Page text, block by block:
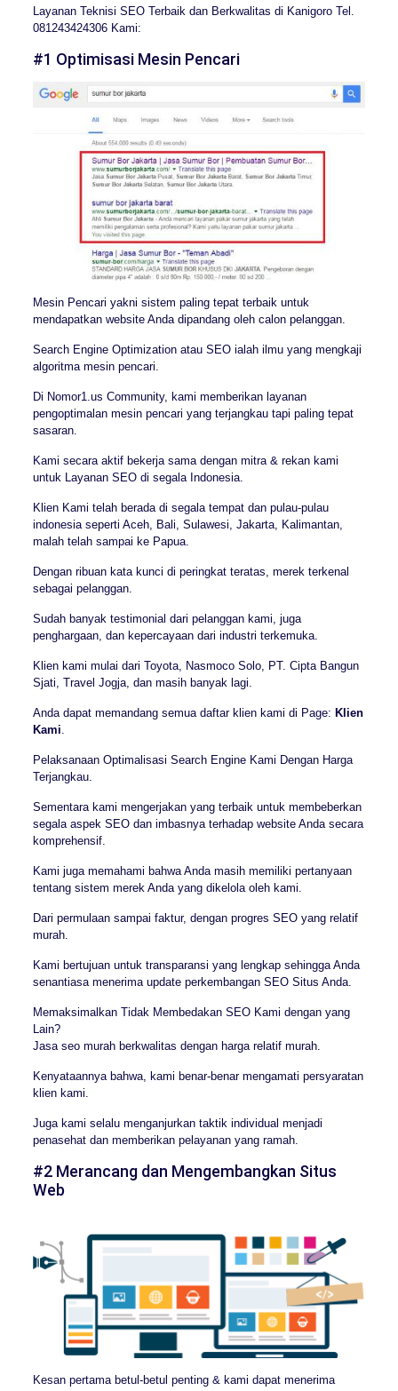
Layanan Teknisi SEO Terbaik dan Berkwalitas di Kanigoro Tel.
081243424306 Kami:
#1 Optimisasi Mesin Pencari
Mesin Pencari yakni sistem paling tepat terbaik untuk
mendapatkan website Anda dipandang oleh calon pelanggan.
Search Engine Optimization atau SEO ialah ilmu yang mengkaji
algoritma mesin pencari.
Di Nomor1.us Community, kami memberikan layanan
pengoptimalan mesin pencari yang terjangkau tapi paling tepat
sasaran.
Kami secara aktif bekerja sama dengan mitra & rekan kami
untuk Layanan SEO di segala Indonesia.
Klien Kami telah berada di segala tempat dan pulau-pulau
indonesia seperti Aceh, Bali, Sulawesi, Jakarta, Kalimantan,
malah telah sampai ke Papua.
Dengan ribuan kata kunci di peringkat teratas, merek terkenal
sebagai pelanggan.
Sudah banyak testimonial dari pelanggan kami, juga
penghargaan, dan kepercayaan dari industri terkemuka.
Klien kami mulai dari Toyota, Nasmoco Solo, PT. Cipta Bangun
Sjati, Travel Jogja, dan masih banyak lagi.
Anda dapat memandang semua daftar klien kami di Page: Klien
Kami
Pelaksanaan Optimalisasi Search Engine Kami Dengan Harga
Terjangkau.
Sementara kami mengerjakan yang terbaik untuk membeberkan
segala aspek SEO dan imbasnya terhadap website Anda secara
komprehensif.
Kami juga memahami bahwa Anda masih memiliki pertanyaan
tentang sistem merek Anda yang dikelola oleh kami.
Dari permulaan sampai faktur, dengan progres SEO yang relatif
murah.
Kami bertujuan untuk transparansi yang lengkap sehingga Anda
senantiasa menerima update perkembangan SEO Situs Anda.
Memaksimalkan Tidak Membedakan SEO Kami dengan yang
Lain?
Jasa seo murah berkwalitas dengan harga relatif murah.
Kenyataannya bahwa, kami benar-benar mengamati persyaratan
klien kami.
Juga kami selalu menganjurkan taktik individual menjadi
penasehat dan memberikan pelayanan yang ramah.
#2 Merancang dan Mengembangkan Situs
Web
Kesan pertama betul-betul penting & kami dapat menerima